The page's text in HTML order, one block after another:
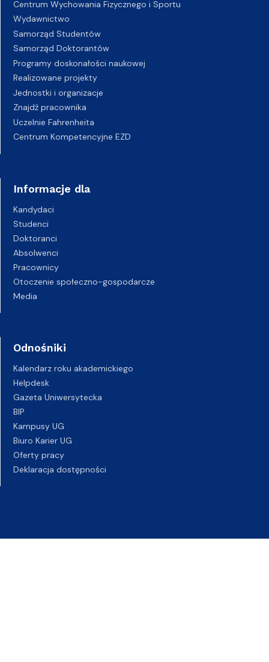
Centrum Wychowania Fizycznego i Sportu
Wydawnictwo
Samorząd Studentów
Samorząd Doktorantów
Programy doskonałości naukowej
Realizowane projekty
Jednostki i organizacje
Znajdź pracownika
Uczelnie Fahrenheita
Centrum Kompetencyjne EZD
Informacje dla
Kandydaci
Studenci
Doktoranci
Absolwenci
Pracownicy
Otoczenie społeczno-gospodarcze
Media
Odnośniki
Kalendarz roku akademickiego
Helpdesk
Gazeta Uniwersytecka
BIP
Kampusy UG
Biuro Karier UG
Oferty pracy
Deklaracja dostępności